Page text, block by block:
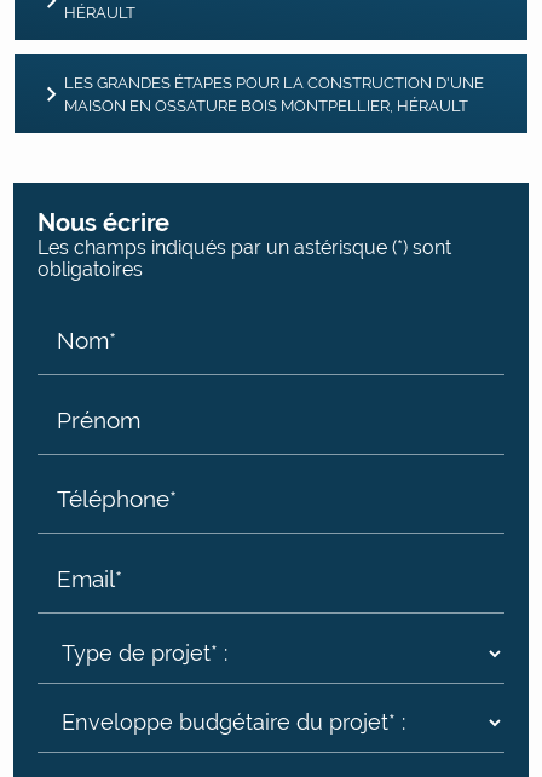
HÉRAULT
LES GRANDES ÉTAPES POUR LA CONSTRUCTION D'UNE
MAISON EN OSSATURE BOIS MONTPELLIER, HÉRAULT
Nous écrire
Les champs indiqués par un astérisque (*) sont
obligatoires
Nom*
Prénom
Téléphone*
Email*